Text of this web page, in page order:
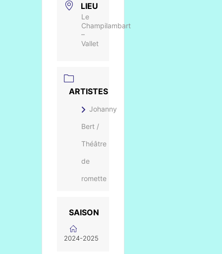
LIEU
Le
Champilambart
–
Vallet
ARTISTES
Johanny
Bert /
Théâtre
de
romette
SAISON
2024-2025